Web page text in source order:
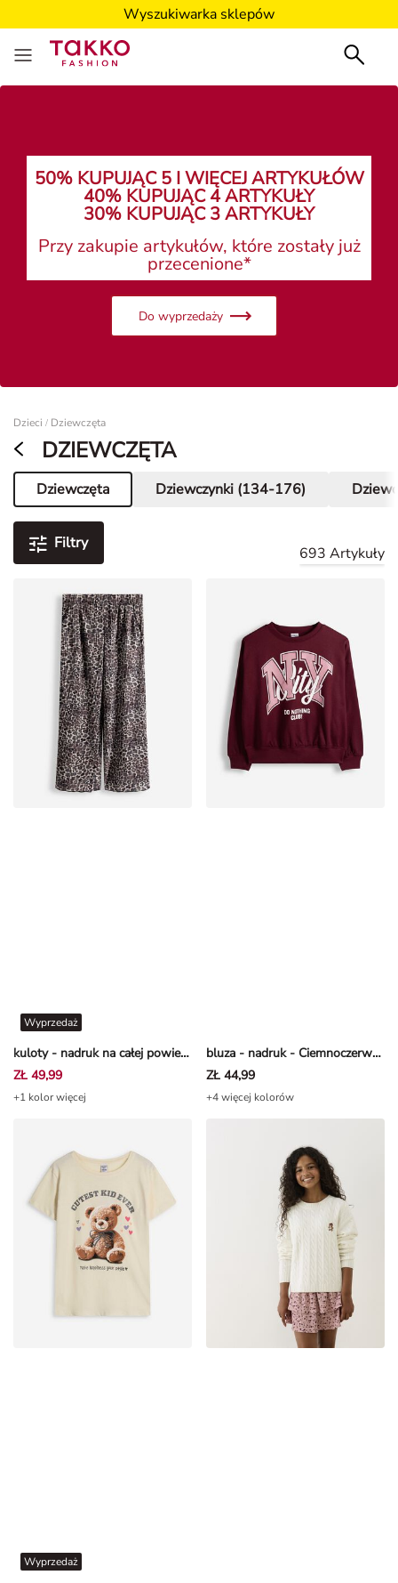
Wyszukiwarka sklepów
Wyszukiwarka sklepów
50% KUPUJĄC 5 I WIĘCEJ ARTYKUŁÓW
40% KUPUJĄC 4 ARTYKUŁY
30% KUPUJĄC 3 ARTYKUŁY
Przy zakupie artykułów, które zostały już
przecenione*
Do wyprzedaży
Dzieci / Dziewczęta
DZIEWCZĘTA
Dziewczęta
Aktualna strona Dziewczynki (134-176)
Filtry
693 Artykuły
kuloty - nadruk na całej powierzchni - Beżowy
Wyprzedaż
ZŁ 49,99
+1 kolor więcej
bluza - nadruk - Ciemnoczerwony
ZŁ 44,99
+4 więcej kolorów
Wyprzedaż